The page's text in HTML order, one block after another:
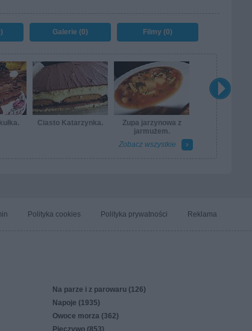
Galerie (0) Filmy (0)
Ciasto Katarzynka.
Zupa jarzynowa z
jarmużem.
Zobacz wszystkie
Polityka cookies Polityka prywatności Reklama
Na parze i z parowaru (126)
Napoje (1935)
Owoce morza (362)
Pieczywo (853)